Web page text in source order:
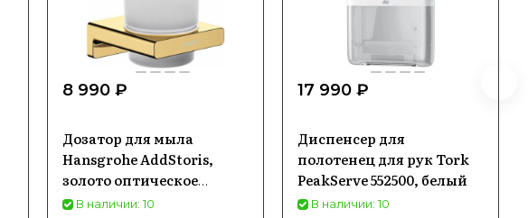
8 990 ₽
Дозатор для мыла
Hansgrohe AddStoris,
золото оптическое
полированное 41745990
В наличии: 10
17 990 ₽
Диспенсер для
полотенец для рук Tork
PeakServe 552500, белый
В наличии: 10